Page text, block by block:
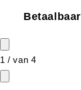
Betaalbaar
1 /van 4